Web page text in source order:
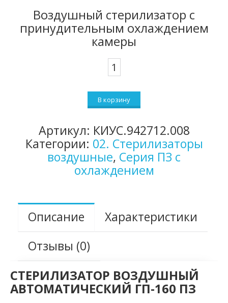
Воздушный стерилизатор с
принудительным охлаждением
камеры
Количество
Стерилизатор
воздушный
ГП-160
ПЗ
В корзину
Артикул: КИУС.942712.008
Категории: 02. Стерилизаторы
воздушные, Серия ПЗ с
охлаждением
Описание
Характеристики
Отзывы (0)
СТЕРИЛИЗАТОР ВОЗДУШНЫЙ
АВТОМАТИЧЕСКИЙ ГП-160 ПЗ